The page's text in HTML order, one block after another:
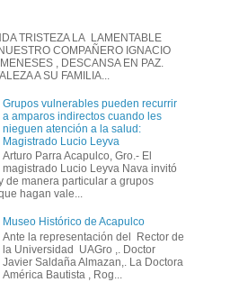
TRISTEZA LA LAMENTABLE
COMPAÑERO IGNACIO
, DESCANSA EN PAZ.
A SU FAMILIA...
Grupos vulnerables pueden recurrir
a amparos indirectos cuando les
nieguen atención a la salud:
Magistrado Lucio Leyva
Arturo Parra Acapulco, Gro.- El
magistrado Lucio Leyva Nava invitó
de manera particular a grupos
hagan vale...
Museo Histórico de Acapulco
Ante la representación del Rector de
la Universidad UAGro ,. Doctor
Javier Saldaña Almazan,. La Doctora
América Bautista , Rog...